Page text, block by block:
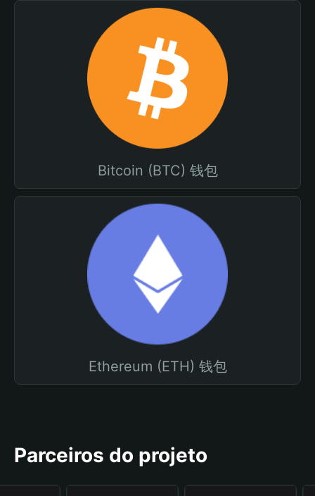
Bitcoin (BTC) 钱包
Ethereum (ETH) 钱包
Parceiros do projeto